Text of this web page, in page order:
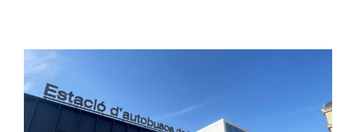
Proyectos
Noticias